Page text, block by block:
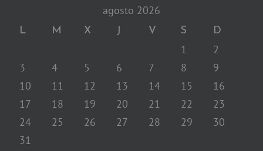
agosto 2026
L M X J V S D
1
2
3
4 5 6 7 8
9
10
11 12 13 14 15
16
17
18 19 20 21 22
23
24
25 26 27 28 29
30
31